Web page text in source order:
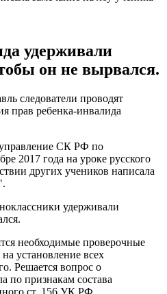
удерживали
он не вырвался.
следователи проводят
прав ребенка-инвалида
управление СК РФ по
2017 года на уроке русского
других учеников написала
удерживали
необходимые проверочные
установление всех
Решается вопрос о
по признакам состава
ст. 156 УК РФ